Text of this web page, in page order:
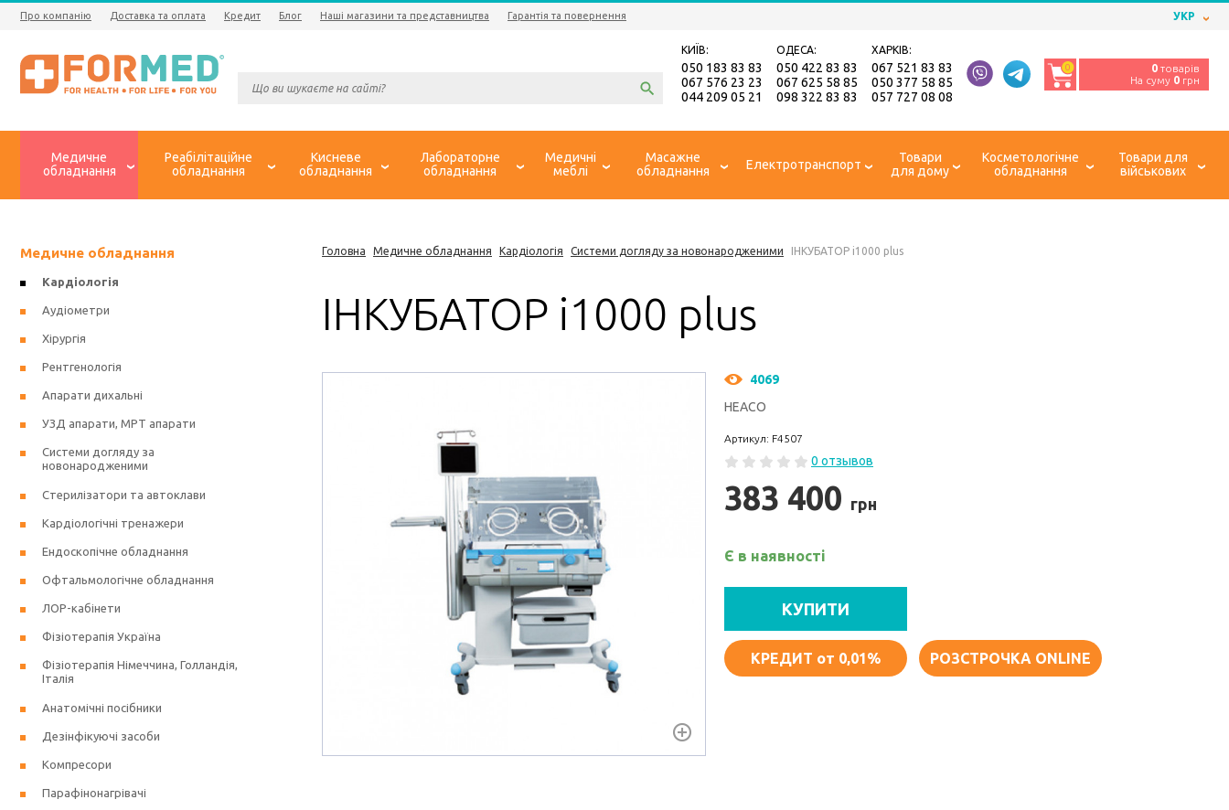
Про компанію Доставка та оплата Кредит Блог Наші магазини та представництва Гарантія та повернення УКР
КИЇВ:
050 183 83 83
067 576 23 23
044 209 05 21
ОДЕСА:
050 422 83 83
067 625 58 85
098 322 83 83
ХАРКІВ:
067 521 83 83
050 377 58 85
057 727 08 08
0 0 товарів
На суму 0 грн
Медичне
обладнання
Реабілітаційне
обладнання
Кисневе
обладнання
Лабораторне
обладнання
Медичні
меблі
Масажне
обладнання
Електротранспорт
Товари
для дому
Косметологічне
обладнання
Товари для
військових
Головна Медичне обладнання Кардіологія Системи догляду за новонародженими ІНКУБАТОР i1000 plus
ІНКУБАТОР i1000 plus
4069
HEACO
Артикул: F4507
0 отзывов
383 400 грн
Є в наявності
КУПИТИ
КРЕДИТ от 0,01% РОЗСТРОЧКА ONLINE
Медичне обладнання
Кардіологія
Аудіометри
Хірургія
Рентгенологія
Апарати дихальні
УЗД апарати, МРТ апарати
Системи догляду за
новонародженими
Стерилізатори та автоклави
Кардіологічні тренажери
Ендоскопічне обладнання
Офтальмологічне обладнання
ЛОР-кабінети
Фізіотерапія Україна
Фізіотерапія Німеччина, Голландія,
Італія
Анатомічні посібники
Дезінфікуючі засоби
Компресори
Парафінонагрівачі